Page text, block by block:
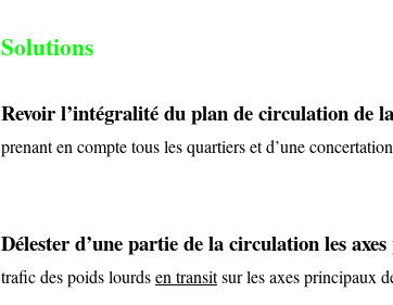
Solutions
Revoir l’intégralité du plan de circulation de
prenant en compte tous les quartiers et d’une
Délester d’une partie de la circulation les
trafic des poids lourdsen transitsur les axes principaux